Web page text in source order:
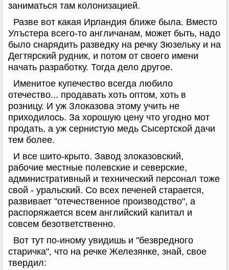
заниматься там колонизацией.
Разве вот какая Ирландия ближе была. Вместо
Улъстера всего-то англичанам, может быть, надо
было снарядить разведку на речку Зюзельку и на
Дегтярский рудник, и потом от своего имени
начать разработку. Тогда дело другое.
Именитое купечество всегда любило
отечество... продавать хоть оптом, хоть в
розницу. И уж Злоказова этому учить не
приходилось. За хорошую цену что угодно мот
продать, а уж сернистую медь Сысертской дачи
тем более.
И все шито-крыто. Завод злоказовский,
рабочие местные полевские и северские,
административный и технический персонал тоже
свой - уральский. Со всех печеней старается,
развивает "отечественное производство", а
распоряжается всем английский капитал и
совсем безответственно.
Вот тут по-иному увидишь и "безвредного
старичка", что на речке Железянке, знай, свое
твердил: